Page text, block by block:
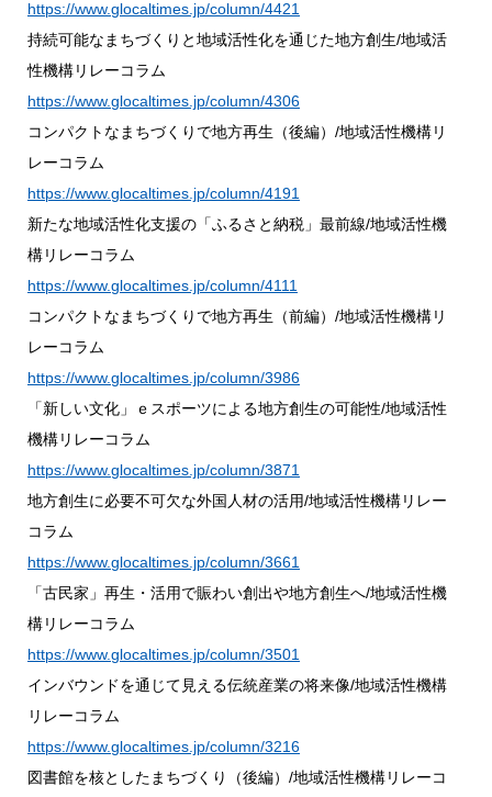
https://www.glocaltimes.jp/column/4421
持続可能なまちづくりと地域活性化を通じた地方創生/地域活
性機構リレーコラム
https://www.glocaltimes.jp/column/4306
コンパクトなまちづくりで地方再生（後編）/地域活性機構リ
レーコラム
https://www.glocaltimes.jp/column/4191
新たな地域活性化支援の「ふるさと納税」最前線/地域活性機
構リレーコラム
https://www.glocaltimes.jp/column/4111
コンパクトなまちづくりで地方再生（前編）/地域活性機構リ
レーコラム
https://www.glocaltimes.jp/column/3986
「新しい文化」ｅスポーツによる地方創生の可能性/地域活性
機構リレーコラム
https://www.glocaltimes.jp/column/3871
地方創生に必要不可欠な外国人材の活用/地域活性機構リレー
コラム
https://www.glocaltimes.jp/column/3661
「古民家」再生・活用で賑わい創出や地方創生へ/地域活性機
構リレーコラム
https://www.glocaltimes.jp/column/3501
インバウンドを通じて見える伝統産業の将来像/地域活性機構
リレーコラム
https://www.glocaltimes.jp/column/3216
図書館を核としたまちづくり（後編）/地域活性機構リレーコ